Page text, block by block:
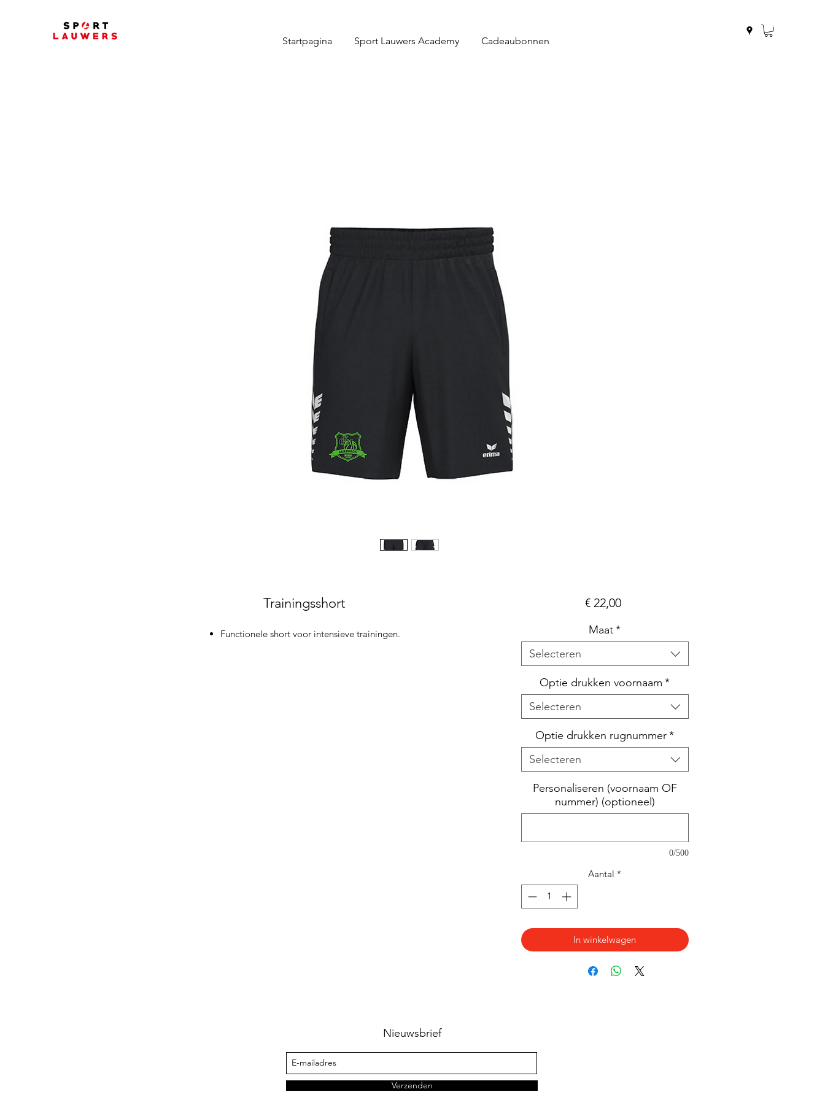
Startpagina Sport Lauwers Academy Cadeaubonnen
Trainingsshort
Functionele short voor intensieve trainingen.
€ 22,00Prijs
Maat*
Selecteren
Optie drukken voornaam *
Selecteren
Optie drukken rugnummer*
Selecteren
Personaliseren (voornaam OF
nummer) (optioneel)
0/500
Aantal *
In winkelwagen
Nieuwsbrief
Verzenden